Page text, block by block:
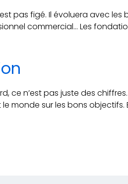
pas figé. Il évoluera avec
commercial… Les
ce n’est pas juste des
monde sur les bons objectifs.